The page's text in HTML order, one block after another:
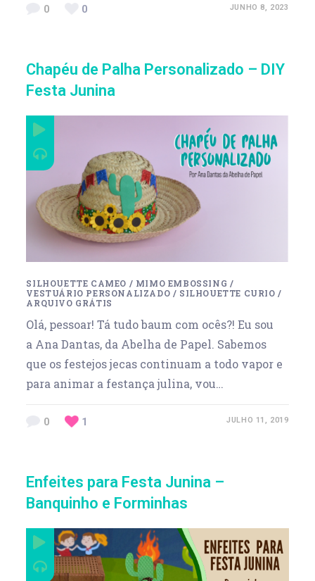
0 0 JUNHO 8, 2023
Chapéu de Palha Personalizado – DIY
Festa Junina
SILHOUETTE CAMEO / MIMO EMBOSSING /
VESTUÁRIO PERSONALIZADO / SILHOUETTE CURIO /
ARQUIVO GRÁTIS
Olá, pessoar! Tá tudo baum com ocês?! Eu sou
a Ana Dantas, da Abelha de Papel. Sabemos
que os festejos jecas continuam a todo vapor e
para animar a festança julina, vou…
0 1 JULHO 11, 2019
Enfeites para Festa Junina –
Banquinho e Forminhas